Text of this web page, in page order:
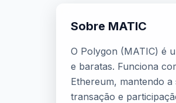
Sobre MATIC
O Polygon (MATIC) é
e baratas. Funciona
Ethereum, mantendo
transação e